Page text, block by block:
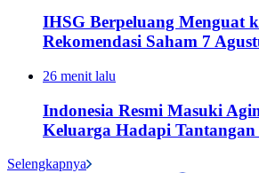
IHSG Berpeluang Menguat
Rekomendasi Saham 7
26 menit lalu
Indonesia Resmi Masuki
Keluarga Hadapi
Selengkapnya